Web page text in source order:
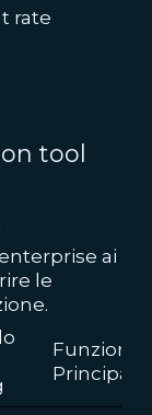
rate
tool
ai
le
Funzione
Principale